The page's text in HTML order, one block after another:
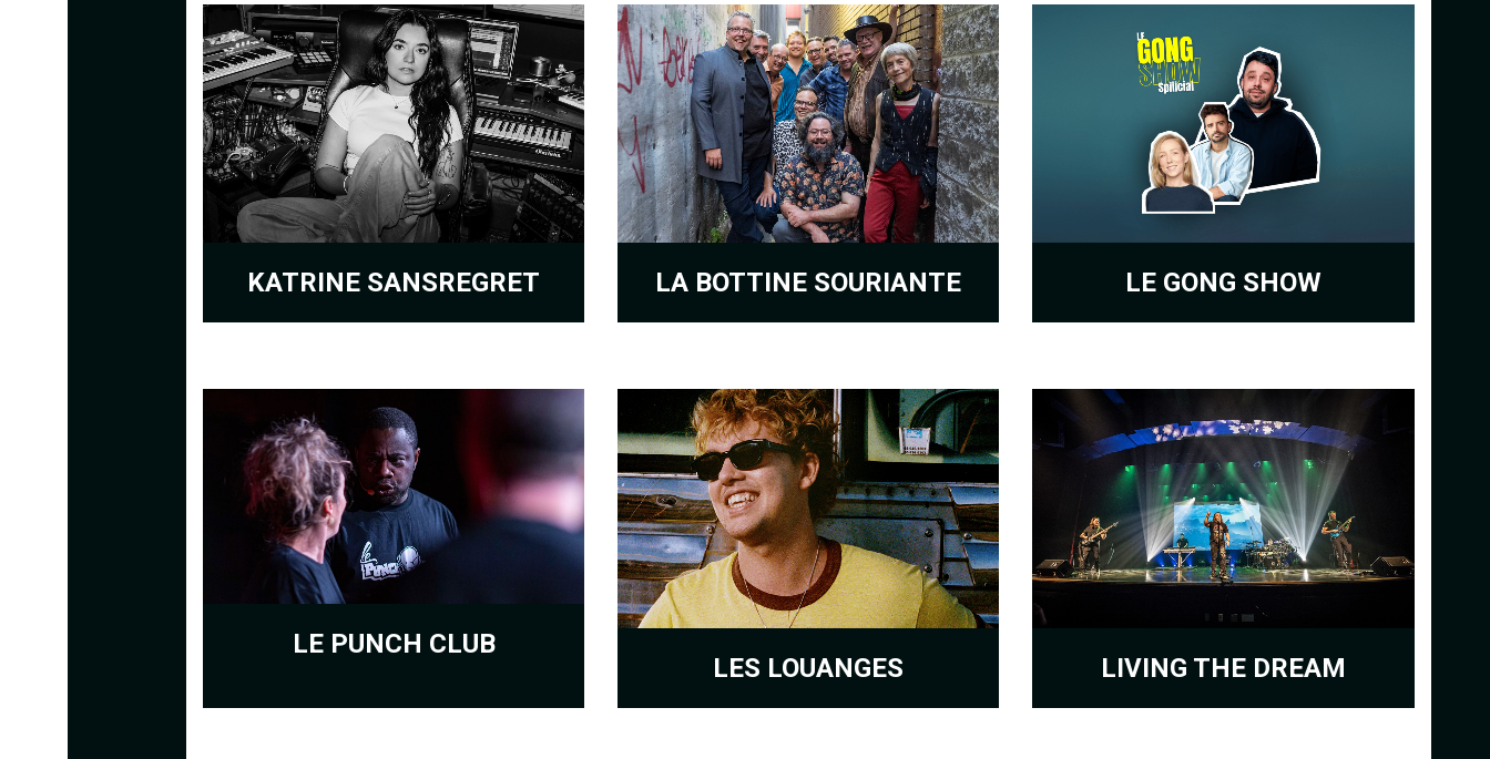
KATRINE SANSREGRET LA BOTTINE SOURIANTE LE GONG SHOW
LE PUNCH CLUB
LES LOUANGES LIVING THE DREAM